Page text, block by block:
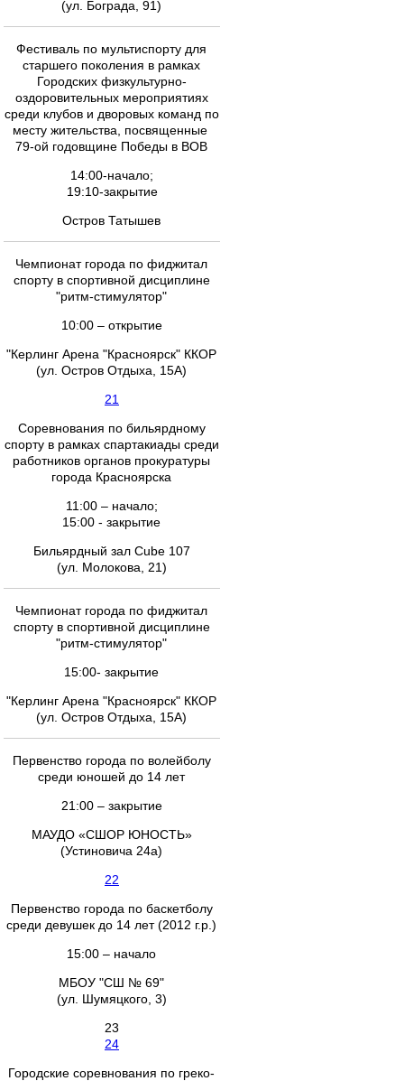
(ул. Бограда, 91)
Фестиваль по мультиспорту для
старшего поколения в рамках
Городских физкультурно-
оздоровительных мероприятиях
среди клубов и дворовых команд по
месту жительства, посвященные
79-ой годовщине Победы в ВОВ
14:00-начало;
19:10-закрытие
Остров Татышев
Чемпионат города по фиджитал
спорту в спортивной дисциплине
"ритм-стимулятор"
10:00 – открытие
"Керлинг Арена "Красноярск" ККОР
(ул. Остров Отдыха, 15А)
21
Соревнования по бильярдному
спорту в рамках спартакиады среди
работников органов прокуратуры
города Красноярска
11:00 – начало;
15:00 - закрытие
Бильярдный зал Cube 107
(ул. Молокова, 21)
Чемпионат города по фиджитал
спорту в спортивной дисциплине
"ритм-стимулятор"
15:00- закрытие
"Керлинг Арена "Красноярск" ККОР
(ул. Остров Отдыха, 15А)
Первенство города по волейболу
среди юношей до 14 лет
21:00 – закрытие
МАУДО «СШОР ЮНОСТЬ»
(Устиновича 24а)
22
Первенство города по баскетболу
среди девушек до 14 лет (2012 г.р.)
15:00 – начало
МБОУ "СШ № 69"
(ул. Шумяцкого, 3)
23
24
Городские соревнования по греко-